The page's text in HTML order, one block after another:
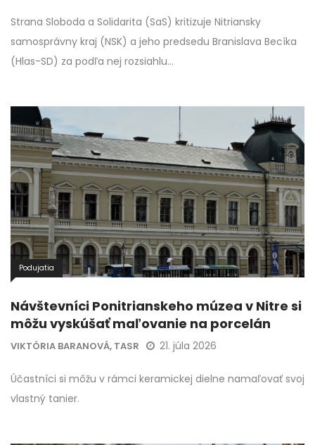
Strana Sloboda a Solidarita (SaS) kritizuje Nitriansky
samosprávny kraj (NSK) a jeho predsedu Branislava Becíka
(Hlas-SD) za podľa nej rozsiahlu…
Podujatia
Návštevníci Ponitrianskeho múzea v Nitre si
môžu vyskúšať maľovanie na porcelán
VIKTÓRIA BARANOVÁ, TASR 21. júla 2026
Účastníci si môžu v rámci keramickej dielne namaľovať svoj
vlastný tanier.